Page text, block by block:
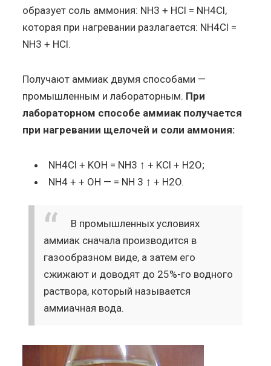
образует соль аммония: NH3 + HCl = NH4Cl,
которая при нагревании разлагается: NH4Cl =
NH3 + HCl.
Получают аммиак двумя способами —
промышленным и лабораторным. При
лабораторном способе аммиак получается
при нагревании щелочей и соли аммония:
NH4Cl + KOH = NH3 ↑ + KCl + H2O;
NH4 + + OH — = NH 3 ↑ + H2O.
В промышленных условиях
аммиак сначала производится в
газообразном виде, а затем его
сжижают и доводят до 25%-го водного
раствора, который называется
аммиачная вода.